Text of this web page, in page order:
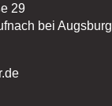
29
bei Augsburg